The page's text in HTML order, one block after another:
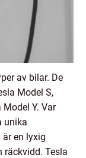
av bilar. De
Model S,
Y. Var
unika
är en lyxig
räckvidd. Tesla